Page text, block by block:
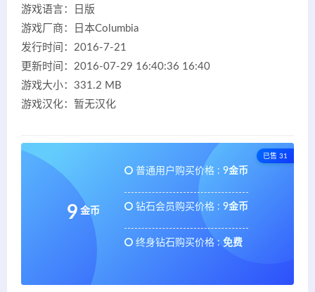
游戏语言：日版
游戏厂商：日本Columbia
发行时间：2016-7-21
更新时间：2016-07-29 16:40:36 16:40
游戏大小：331.2 MB
游戏汉化：暂无汉化
已售 31
9 金币
普通用户购买价格 : 9金币
钻石会员购买价格 : 9金币
终身钻石购买价格 : 免费